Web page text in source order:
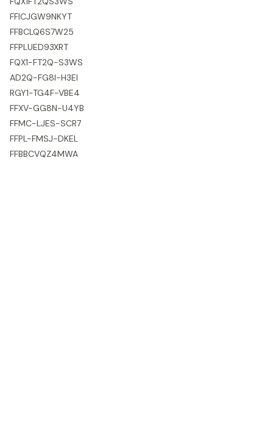
FFICJGW9NKYT
FFBCLQ6S7W25
FFPLUED93XRT
FQX1-FT2Q-S3WS
AD2Q-FG8I-H3EI
RGY1-TG4F-VBE4
FFXV-GG8N-U4YB
FFMC-LJES-SCR7
FFPL-FMSJ-DKEL
FFBBCVQZ4MWA